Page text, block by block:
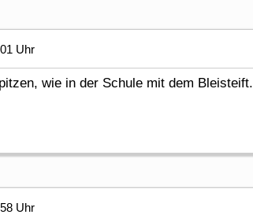
Uhr
wie in der Schule mit dem Bleisteift.
Uhr